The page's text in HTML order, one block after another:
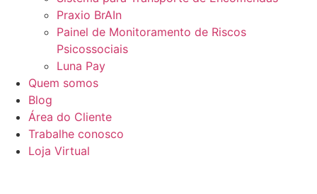
Praxio BrAIn
Painel de Monitoramento de Riscos
Psicossociais
Luna Pay
Quem somos
Blog
Área do Cliente
Trabalhe conosco
Loja Virtual